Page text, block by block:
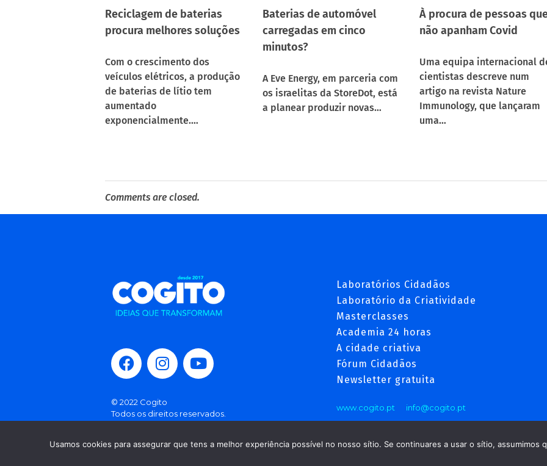
Reciclagem de baterias
procura melhores soluções
Com o crescimento dos
veículos elétricos, a produção
de baterias de lítio tem
aumentado
exponencialmente.…
Baterias de automóvel
carregadas em cinco
minutos?
A Eve Energy, em parceria com
os israelitas da StoreDot, está
a planear produzir novas…
À procura de pessoas
não apanham Covid
Uma equipa internacional
cientistas descreve num
artigo na revista Nature
Immunology, que lançaram
uma…
Comments are closed.
© 2022 Cogito
Todos os direitos reservados.
Laboratórios Cidadãos
Laboratório da Criatividade
Masterclasses
Academia 24 horas
A cidade criativa
Fórum Cidadãos
Newsletter gratuita
www.cogito.pt info@cogito.pt
Usamos cookies para assegurar que tens a melhor experiência possível no nosso sítio. Se continuares a usar o sítio, assumimos